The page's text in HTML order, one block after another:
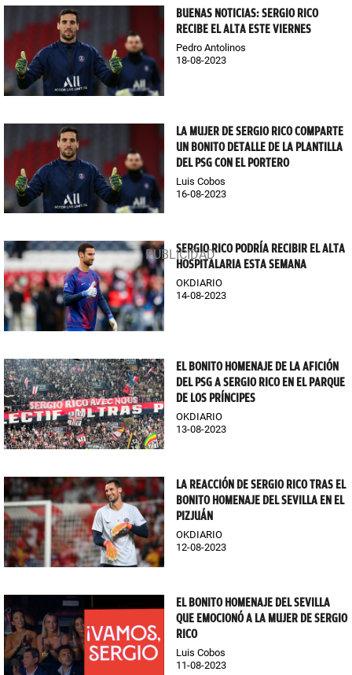
BUENAS NOTICIAS: SERGIO RICO
RECIBE EL ALTA ESTE VIERNES
Pedro Antolinos
18-08-2023
LA MUJER DE SERGIO RICO COMPARTE
UN BONITO DETALLE DE LA PLANTILLA
DEL PSG CON EL PORTERO
Luis Cobos
16-08-2023
SERGIO RICO PODRÍA RECIBIR EL ALTA
HOSPITALARIA ESTA SEMANA
OKDIARIO
14-08-2023
EL BONITO HOMENAJE DE LA AFICIÓN
DEL PSG A SERGIO RICO EN EL PARQUE
DE LOS PRÍNCIPES
OKDIARIO
13-08-2023
LA REACCIÓN DE SERGIO RICO TRAS EL
BONITO HOMENAJE DEL SEVILLA EN EL
PIZJUÁN
OKDIARIO
12-08-2023
EL BONITO HOMENAJE DEL SEVILLA
QUE EMOCIONÓ A LA MUJER DE SERGIO
RICO
Luis Cobos
11-08-2023